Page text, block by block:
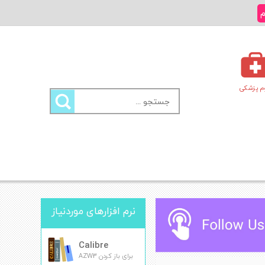
پزشکی
جستجو
برای:
نرم افزارهای موردنیاز
Calibre
برای باز کردن AZW3